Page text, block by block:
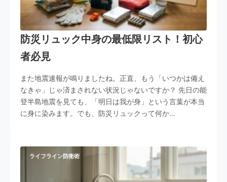
防災リュック中身の最低限リスト！初心
者必見
また地震速報が鳴りましたね。正直、もう「いつかは備え
なきゃ」じゃ済まされない状況じゃないですか？ 先日の能
登半島地震を見ても、「明日は我が身」という言葉が本当
に身に染みます。でも、防災リュックって何か…
ライフライン防衛術